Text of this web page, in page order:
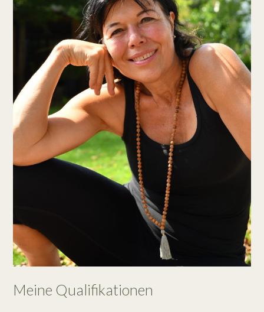
Meine Qualifikationen